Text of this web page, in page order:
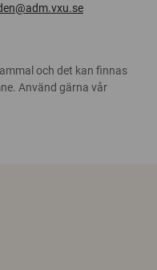
och det kan finnas
Använd gärna vår